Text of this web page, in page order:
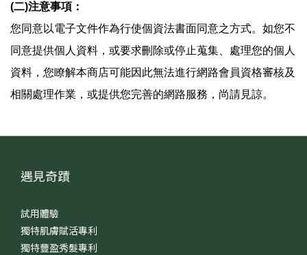
(二)注意事項：
您同意以電子文件作為行使個資法書面同意之方式。如您不
同意提供個人資料，或要求刪除或停止蒐集、處理您的個人
資料，您瞭解本商店可能因此無法進行網路會員資格審核及
相關處理作業，或提供您完善的網路服務，尚請見諒。
遇見奇蹟
試用體驗
獨特肌膚賦活專利
獨特豐盈秀髮專利